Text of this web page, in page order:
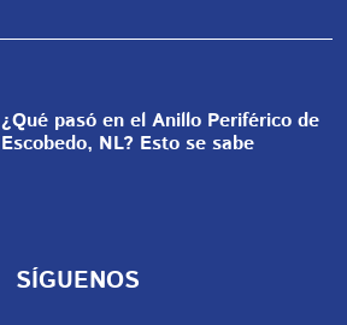
¿Qué pasó en el Anillo Periférico de
Escobedo, NL? Esto se sabe
SÍGUENOS